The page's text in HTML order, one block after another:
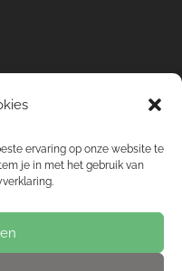
ervaring op onze website te
je in met het gebruik van